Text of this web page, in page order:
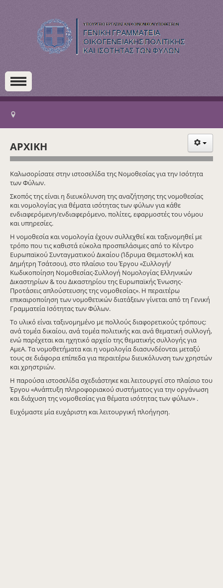
ΑΡΧΙΚΗ
Καλωσορίσατε στην ιστοσελίδα της Νομοθεσίας για την Ισότητα
των Φύλων.
Σκοπός της είναι η διευκόλυνση της αναζήτησης της νομοθεσίας
και νομολογίας για θέματα ισότητας των φύλων για κάθε
ενδιαφερόμενη/ενδιαφερόμενο, πολίτες, εφαρμοστές του νόμου
και υπηρεσίες.
Η νομοθεσία και νομολογία έχουν συλλεχθεί και ταξινομηθεί με
τρόπο που τις καθιστά εύκολα προσπελάσιμες από το Κέντρο
Ευρωπαϊκού Συνταγματικού Δικαίου (Ίδρυμα Θεμιστοκλή και
Δημήτρη Τσάτσου), στο πλαίσιο του Έργου «Συλλογή/
Κωδικοποίηση Νομοθεσίας-Συλλογή Νομολογίας Ελληνικών
Δικαστηρίων & του Δικαστηρίου της Ευρωπαϊκής Ένωσης-
Προτάσεις απλούστευσης της νομοθεσίας». Η περαιτέρω
επικαιροποίηση των νομοθετικών διατάξεων γίνεται από τη Γενική
Γραμματεία Ισότητας των Φύλων.
Το υλικό είναι ταξινομημένο με πολλούς διαφορετικούς τρόπους:
ανά τομέα δικαίου, ανά τομέα πολιτικής και ανά θεματική συλλογή,
ενώ παρέχεται και ηχητικό αρχείο της θεματικής συλλογής για
ΑμεΑ. Τα νομοθετήματα και η νομολογία διασυνδέονται μεταξύ
τους σε διάφορα επίπεδα για περαιτέρω διευκόλυνση των χρηστών
και χρηστριών.
Η παρούσα ιστοσελίδα σχεδιάστηκε και λειτουργεί στο πλαίσιο του
Έργου «Ανάπτυξη πληροφοριακού συστήματος για την οργάνωση
και διάχυση της νομοθεσίας για θέματα ισότητας των φύλων» .
Ευχόμαστε μία ευχάριστη και λειτουργική πλοήγηση.